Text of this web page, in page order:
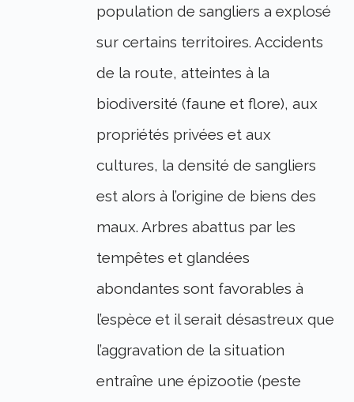
population de sangliers a explosé
sur certains territoires. Accidents
de la route, atteintes à la
biodiversité (faune et flore), aux
propriétés privées et aux
cultures, la densité de sangliers
est alors à l’origine de biens des
maux. Arbres abattus par les
tempêtes et glandées
abondantes sont favorables à
l’espèce et il serait désastreux que
l’aggravation de la situation
entraîne une épizootie (peste